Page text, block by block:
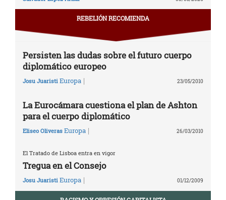
REBELIÓN RECOMIENDA
Persisten las dudas sobre el futuro cuerpo
diplomático europeo
Josu Juaristi Europa | 23/05/2010
La Eurocámara cuestiona el plan de Ashton
para el cuerpo diplomático
Eliseo Oliveras Europa | 26/03/2010
El Tratado de Lisboa entra en vigor
Tregua en el Consejo
Josu Juaristi Europa | 01/12/2009